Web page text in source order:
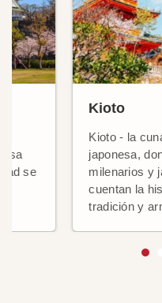
se
Kioto
Kioto - la
japonesa,
milenarios y
cuentan la
tradición y